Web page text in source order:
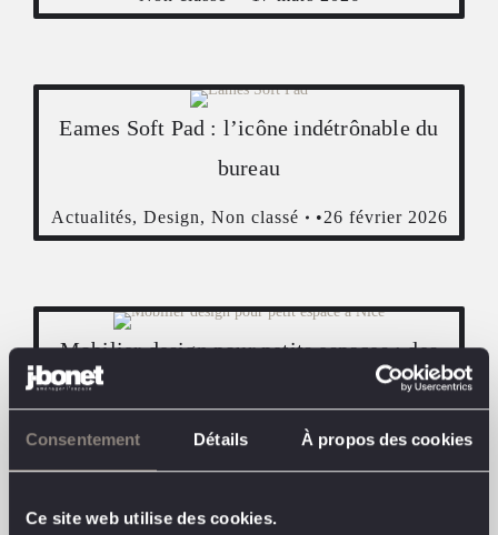
Consentement Détails À propos des cookies
Ce site web utilise des cookies.
Eames Soft Pad : l’icône indétrônable du
bureau
Actualités, Design, Non classé 26 février 2026
Mobilier design pour petits espaces : des
idées smart pour un salon moderne
Actualités Conseils,Design 12 février 2026